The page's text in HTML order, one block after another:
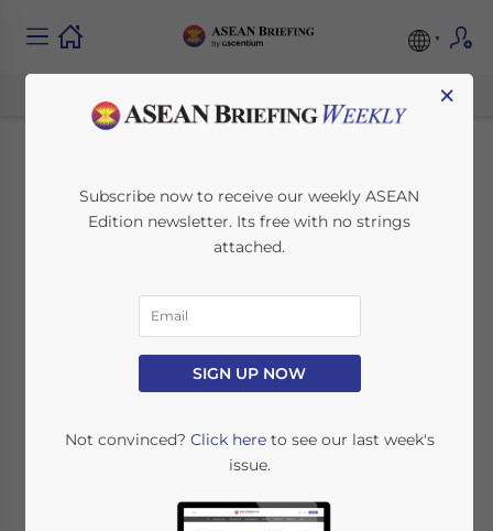
Guide des
Procédures
d’Exportations et
d’Importations en
Thaïlande
January 20, 2017 Posted byASEAN Briefing
Dezan Shira & Associates
×
Subscribe now to receive our weekly ASEAN
Edition newsletter. Its free with no strings
attached.
SIGN UP NOW
Not convinced? Click hereto see our last week's
issue.